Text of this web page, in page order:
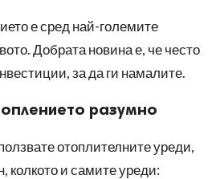
е сред най-големите
Добрата новина е, че често
за да ги намалите.
разумно
отоплителните уреди,
колкото и самите уреди: